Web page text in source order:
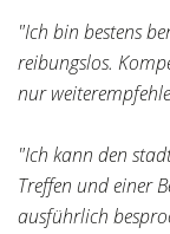
"Ich bin bestens
reibungslos.
nur
"Ich kann den
Treffen und einer
ausführlich